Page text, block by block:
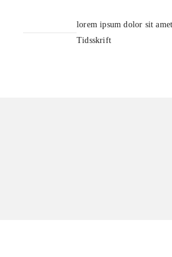
lorem ipsum dolor sit
Tidsskrift